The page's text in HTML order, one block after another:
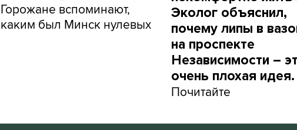
Горожане вспоминают,
каким был Минск нулевых
Эколог объяснил,
почему липы в
на проспекте
Независимости –
очень плохая идея.
Почитайте